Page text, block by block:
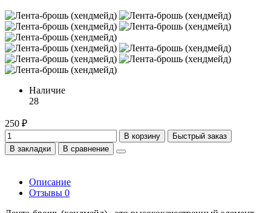
Наличие
28
250 ₽
В корзину
Быстрый заказ
В закладки
В сравнение
Описание
Отзывы 0